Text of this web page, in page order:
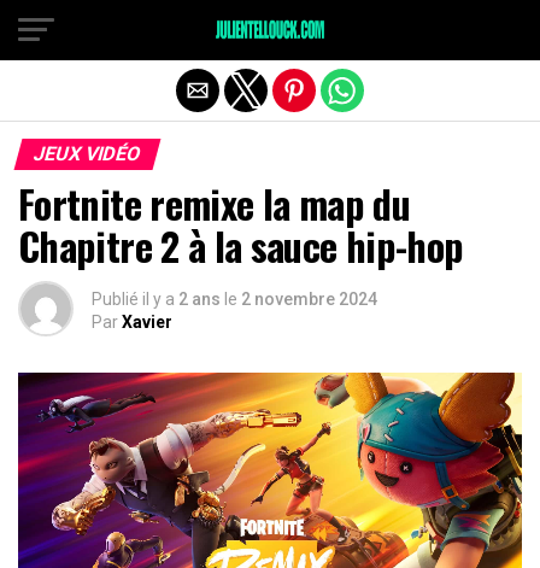
JEUX VIDÉO
Fortnite remixe la map du
Chapitre 2 à la sauce hip-hop
Publié il y a 2 ans le 2 novembre 2024
ParXavier